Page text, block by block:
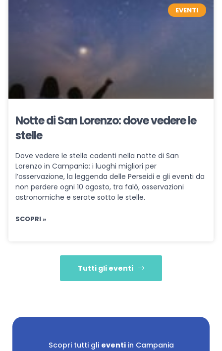
EVENTI
Notte di San Lorenzo: dove vedere le
stelle
Dove vedere le stelle cadenti nella notte di San
Lorenzo in Campania: i luoghi migliori per
l’osservazione, la leggenda delle Perseidi e gli eventi da
non perdere ogni 10 agosto, tra falò, osservazioni
astronomiche e serate sotto le stelle.
SCOPRI »
Tutti gli eventi
Scopri tutti gli eventiin Campania